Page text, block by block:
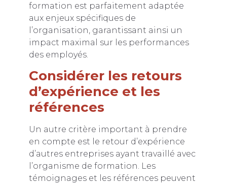
formation est parfaitement adaptée
aux enjeux spécifiques de
l’organisation, garantissant ainsi un
impact maximal sur les performances
des employés.
Considérer les retours
d’expérience et les
références
Un autre critère important à prendre
en compte est le retour d’expérience
d’autres entreprises ayant travaillé avec
l’organisme de formation. Les
témoignages et les références peuvent